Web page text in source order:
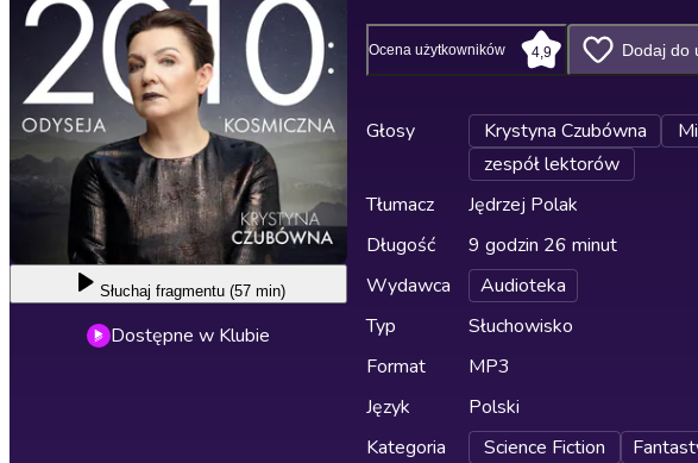
Słuchaj fragmentu (57 min)
Dostępne w Klubie
Ocena użytkowników 4,9 Dodaj do
Głosy Krystyna Czubówna
zespół lektorów
Tłumacz
Jędrzej Polak
Długość
9 godzin 26 minut
Wydawca
Audioteka
Typ
Słuchowisko
Format
MP3
Język
Polski
Kategoria
Science Fiction